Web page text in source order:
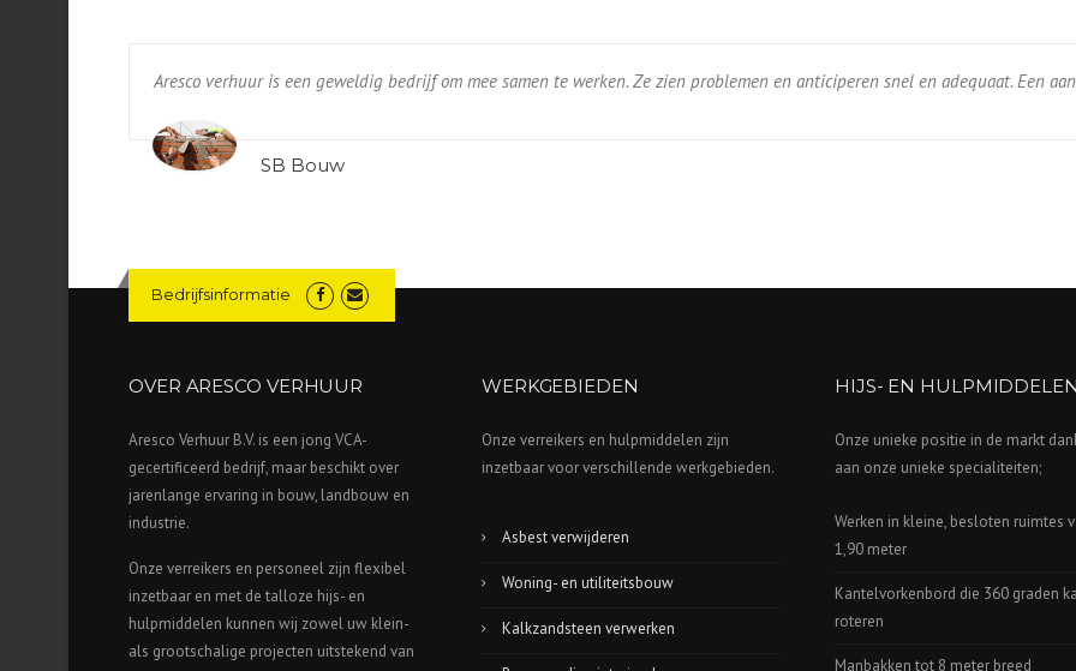
Aresco verhuur is een geweldig bedrijf om mee samen te werken. Ze zien problemen en anticiperen snel en adequaat. Een
SB Bouw
Bedrijfsinformatie
OVER ARESCO VERHUUR
Aresco Verhuur B.V. is een jong VCA-
gecertificeerd bedrijf, maar beschikt over
jarenlange ervaring in bouw, landbouw en
industrie.
Onze verreikers en personeel zijn flexibel
inzetbaar en met de talloze hijs- en
hulpmiddelen kunnen wij zowel uw klein-
als grootschalige projecten uitstekend van
WERKGEBIEDEN
Onze verreikers en hulpmiddelen zijn
inzetbaar voor verschillende werkgebieden.
Asbest verwijderen
Woning- en utiliteitsbouw
Kalkzandsteen verwerken
HIJS- EN HULPMIDDELEN
Onze unieke positie in de markt
aan onze unieke specialiteiten;
Werken in kleine, besloten ruimtes
1,90 meter
Kantelvorkenbord die 360 graden
roteren
Manbakken tot 8 meter breed